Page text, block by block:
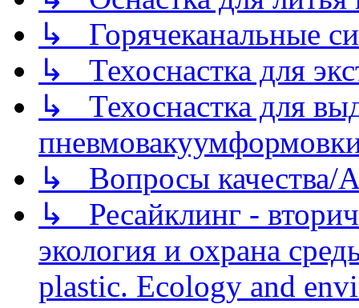
↳ Горячеканальные
↳ Техоснастка для
↳ Техоснастка для
↳ Вопросы качества/
↳ Ресайклинг -
экология и охрана
plastic. Ecology and